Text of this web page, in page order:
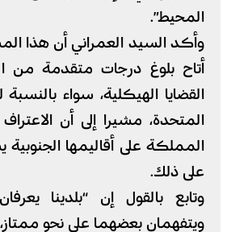
المحيط”.
وأكد السيد العمراني أن هذا
أتاح بلوغ درجات متقدمة من
القضايا الهيكلية، سواء بالنسبة
المتحدة، مشيرا إلى أن
المملكة على أقاليمها
على ذلك.
وتابع بالقول إن “بلدينا
ويتفهمان بعضهما على نحو